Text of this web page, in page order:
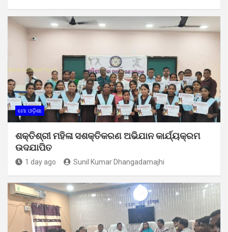
ମୋ ଓଡ଼ିଶା
ଶକ୍ତିଶ୍ରୀ ମହିଳା ସଶକ୍ତିକରଣ ଅଭିଯାନ କାର୍ଯ୍ୟକ୍ରମ
ଉଦଯାପିତ
1 day ago Sunil Kumar Dhangadamajhi